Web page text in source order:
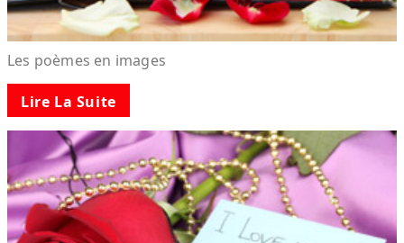
Les poèmes en images
Lire La Suite